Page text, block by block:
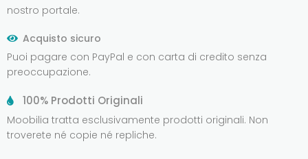
nostro portale.
Acquisto sicuro
Puoi pagare con PayPal e con carta di credito senza
preoccupazione.
100% Prodotti Originali
Moobilia tratta esclusivamente prodotti originali. Non
troverete né copie né repliche.